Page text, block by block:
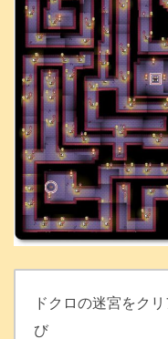
ドクロの迷宮をク
び